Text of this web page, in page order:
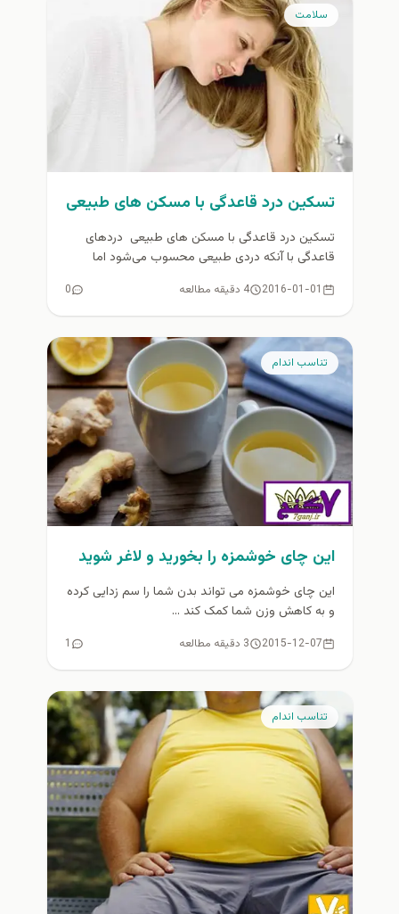
سلامت
تسکین درد قاعدگی با مسکن های طبیعی
تسکین درد قاعدگی با مسکن های طبیعی دردهای
قاعدگی با آنكه دردی طبیعی محسوب می‌شود اما
2016-01-01 4 دقیقه مطالعه 0
تناسب اندام
این چای خوشمزه را بخورید و لاغر شوید
این چای خوشمزه می تواند بدن شما را سم زدایی کرده
و به کاهش وزن شما کمک کند ...
2015-12-07 3 دقیقه مطالعه 1
تناسب اندام